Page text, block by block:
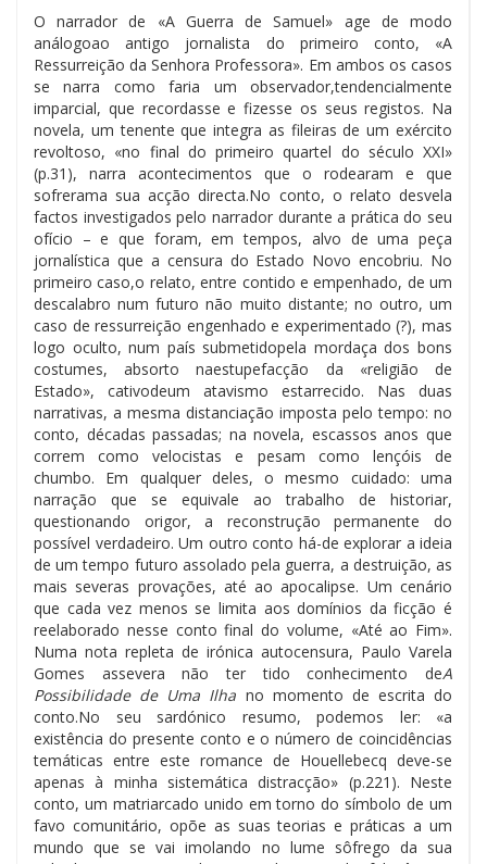
O narrador de «A Guerra de Samuel» age de modo
análogoao antigo jornalista do primeiro conto, «A
Ressurreição da Senhora Professora». Em ambos os casos
se narra como faria um observador,tendencialmente
imparcial, que recordasse e fizesse os seus registos. Na
novela, um tenente que integra as fileiras de um exército
revoltoso, «no final do primeiro quartel do século XXI»
(p.31), narra acontecimentos que o rodearam e que
sofrerama sua acção directa.No conto, o relato desvela
factos investigados pelo narrador durante a prática do seu
ofício – e que foram, em tempos, alvo de uma peça
jornalística que a censura do Estado Novo encobriu. No
primeiro caso,o relato, entre contido e empenhado, de um
descalabro num futuro não muito distante; no outro, um
caso de ressurreição engenhado e experimentado (?), mas
logo oculto, num país submetidopela mordaça dos bons
costumes, absorto naestupefacção da «religião de
Estado», cativodeum atavismo estarrecido. Nas duas
narrativas, a mesma distanciação imposta pelo tempo: no
conto, décadas passadas; na novela, escassos anos que
correm como velocistas e pesam como lençóis de
chumbo. Em qualquer deles, o mesmo cuidado: uma
narração que se equivale ao trabalho de historiar,
questionando origor, a reconstrução permanente do
possível verdadeiro. Um outro conto há-de explorar a ideia
de um tempo futuro assolado pela guerra, a destruição, as
mais severas provações, até ao apocalipse. Um cenário
que cada vez menos se limita aos domínios da ficção é
reelaborado nesse conto final do volume, «Até ao Fim».
Numa nota repleta de irónica autocensura, Paulo Varela
Gomes assevera não ter tido conhecimento deA
Possibilidade de Uma Ilha no momento de escrita do
conto.No seu sardónico resumo, podemos ler: «a
existência do presente conto e o número de coincidências
temáticas entre este romance de Houellebecq deve-se
apenas à minha sistemática distracção» (p.221). Neste
conto, um matriarcado unido em torno do símbolo de um
favo comunitário, opõe as suas teorias e práticas a um
mundo que se vai imolando no lume sôfrego da sua